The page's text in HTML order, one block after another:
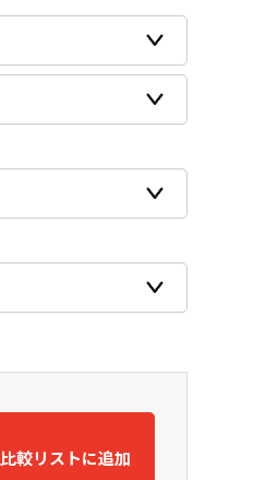
比較リストに追加